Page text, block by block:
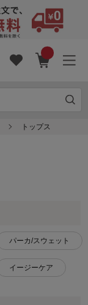
トップス
パーカ/スウェット
イージーケア